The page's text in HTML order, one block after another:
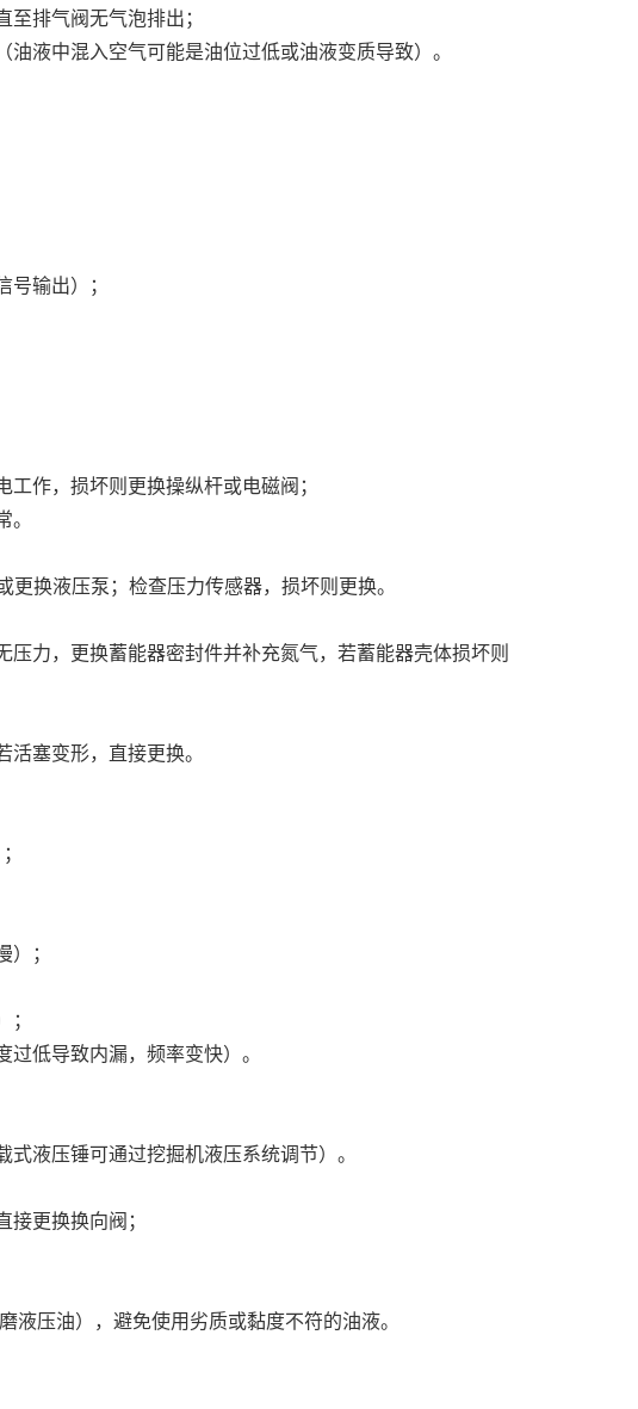
排气阀无气泡排出；
液中混入空气可能是油位过低或油液变质导致）。
输出）；
作，损坏则更换操纵杆或电磁阀；
换液压泵；检查压力传感器，损坏则更换。
力，更换蓄能器密封件并补充氮气，若蓄能器壳体损坏则
塞变形，直接更换。
；
低导致内漏，频率变快）。
液压锤可通过挖掘机液压系统调节）。
更换换向阀；
液压油），避免使用劣质或黏度不符的油液。